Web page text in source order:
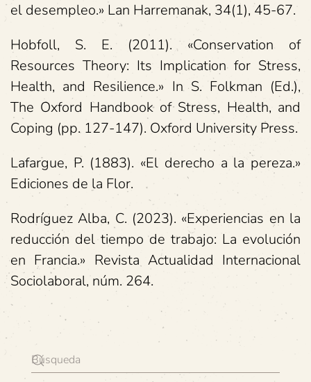
el desempleo.» Lan Harremanak, 34(1), 45-67.
Hobfoll, S. E. (2011). «Conservation of
Resources Theory: Its Implication for Stress,
Health, and Resilience.» In S. Folkman (Ed.),
The Oxford Handbook of Stress, Health, and
Coping (pp. 127-147). Oxford University Press.
Lafargue, P. (1883). «El derecho a la pereza.»
Ediciones de la Flor.
Rodríguez Alba, C. (2023). «Experiencias en la
reducción del tiempo de trabajo: La evolución
en Francia.» Revista Actualidad Internacional
Sociolaboral, núm. 264.